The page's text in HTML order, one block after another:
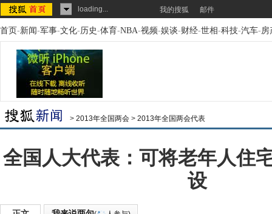
loading... 我的搜狐 邮件
首页-新闻-军事-文化-历史-体育-NBA-视频-娱谈-财经-世相-科技-汽车-房
> 2013年全国两会 > 2013年全国两会代表
全国人大代表：可将老年人住
设